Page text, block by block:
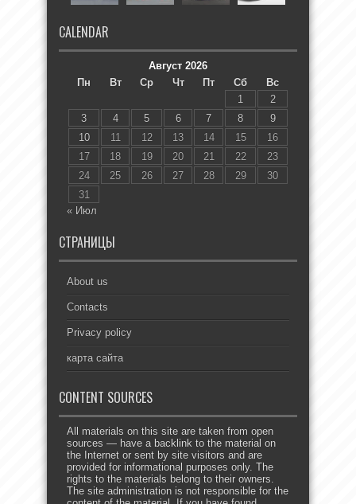
CALENDAR
Август 2026
Пн
Вт Ср Чт Пт Сб
Вс
1
2
3
4 5 6 7 8
9
10
11 12 13 14 15
16
17
18 19 20 21 22
23
24
25 26 27 28 29
30
31
« Июл
СТРАНИЦЫ
About us
Contacts
Privacy policy
карта сайта
CONTENT SOURCES
All materials on this site are taken from open
sources — have a backlink to the material on
the Internet or sent by site visitors and are
provided for informational purposes only. The
rights to the materials belong to their owners.
The site administration is not responsible for the